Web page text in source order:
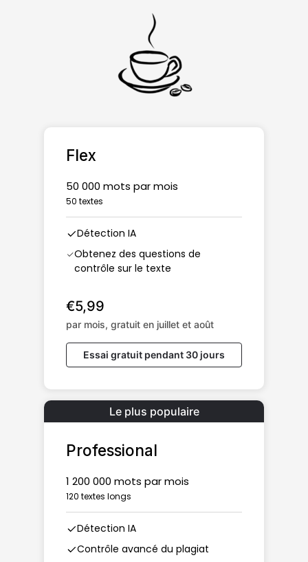
Flex
50 000 mots par mois
50 textes
Détection IA
Obtenez des questions de
contrôle sur le texte
€5,99
par mois, gratuit en juillet et août
Essai gratuit pendant 30 jours
Le plus populaire
Professional
1 200 000 mots par mois
120 textes longs
Détection IA
Contrôle avancé du plagiat